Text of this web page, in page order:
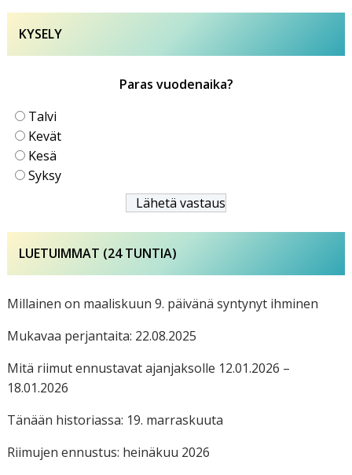
KYSELY
Paras vuodenaika?
Talvi
Kevät
Kesä
Syksy
LUETUIMMAT (24 TUNTIA)
Millainen on maaliskuun 9. päivänä syntynyt ihminen
Mukavaa perjantaita: 22.08.2025
Mitä riimut ennustavat ajanjaksolle 12.01.2026 –
18.01.2026
Tänään historiassa: 19. marraskuuta
Riimujen ennustus: heinäkuu 2026